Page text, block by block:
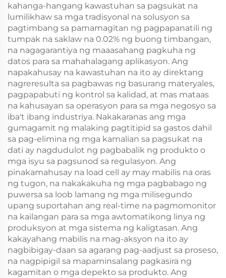
kahanga-hangang kawastuhan sa pagsukat na
lumilikhaw sa mga tradisyonal na solusyon sa
pagtimbang sa pamamagitan ng pagpapanatili ng
tumpak na saklaw na 0.02% ng buong timbangan,
na nagagarantiya ng maaasahang pagkuha ng
datos para sa mahahalagang aplikasyon. Ang
napakahusay na kawastuhan na ito ay direktang
nagreresulta sa pagbawas ng basurang materyales,
pagpapabuti ng kontrol sa kalidad, at mas mataas
na kahusayan sa operasyon para sa mga negosyo sa
iba't ibang industriya. Nakakaranas ang mga
gumagamit ng malaking pagtitipid sa gastos dahil
sa pag-elimina ng mga kamalian sa pagsukat na
dati ay nagdudulot ng pagbabalik ng produkto o
mga isyu sa pagsunod sa regulasyon. Ang
pinakamahusay na load cell ay may mabilis na oras
ng tugon, na nakakakuha ng mga pagbabago ng
puwersa sa loob lamang ng mga milisegundo
upang suportahan ang real-time na pagmomonitor
na kailangan para sa mga awtomatikong linya ng
produksyon at mga sistema ng kaligtasan. Ang
kakayahang mabilis na mag-aksyon na ito ay
nagbibigay-daan sa agarang pag-aadjust sa proseso,
na nagpipigil sa mapaminsalang pagkasira ng
kagamitan o mga depekto sa produkto. Ang